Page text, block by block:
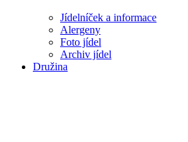
Jídelníček a informace
Alergeny
Foto jídel
Archiv jídel
Družina